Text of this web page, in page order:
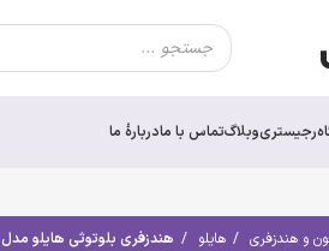
رجیستریوبلاگتماس با مادرباره‌ٔ ما
و هندزفری هایلو هندزفری بلوتوثی هایلو مدل Haylou X1 2023